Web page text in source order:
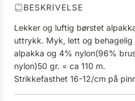
BESKRIVELSE
Lekker og luftig børstet
uttrykk. Myk, lett og
alpakka og 4% nylon(96%
nylon)50 gr. = ca 110 m.
Strikkefasthet 16-12/cm på